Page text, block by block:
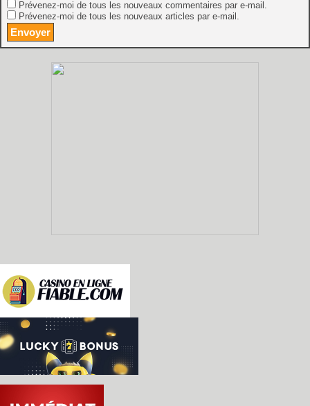
Prévenez-moi de tous les nouveaux commentaires par e-mail.
Prévenez-moi de tous les nouveaux articles par e-mail.